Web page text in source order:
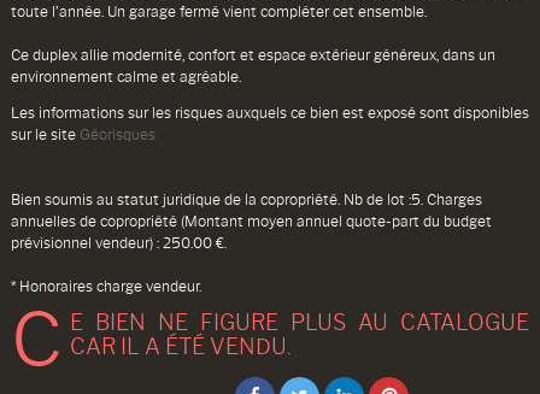
toute l’année. Un garage fermé vient compléter cet ensemble.
Ce duplex allie modernité, confort et espace extérieur généreux, dans un
environnement calme et agréable.
Les informations sur les risques auxquels ce bien est exposé sont disponibles
sur le site Géorisques
Bien soumis au statut juridique de la copropriété. Nb de lot :5. Charges
annuelles de copropriété (Montant moyen annuel quote-part du budget
prévisionnel vendeur) : 250.00 €.
* Honoraires charge vendeur.
C E BIEN NE FIGURE PLUS AU CATALOGUE
CAR IL A ÉTÉ VENDU.